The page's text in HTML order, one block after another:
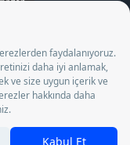
A.Ş. Özel İstihdam
tarihleri arasında
tarafından
uyarınca 1078 nolu
sayılı kanun uyarınca iş